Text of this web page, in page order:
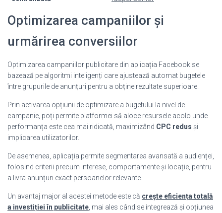
Optimizarea campaniilor și
urmărirea conversiilor
Optimizarea campaniilor publicitare din aplicația Facebook se
bazează pe algoritmi inteligenți care ajustează automat bugetele
între grupurile de anunțuri pentru a obține rezultate superioare.
Prin activarea opțiunii de optimizare a bugetului la nivel de
campanie, poți permite platformei să aloce resursele acolo unde
performanța este cea mai ridicată, maximizând CPC redus și
implicarea utilizatorilor.
De asemenea, aplicația permite segmentarea avansată a audienței,
folosind criterii precum interese, comportamente și locație, pentru
a livra anunțuri exact persoanelor relevante.
Un avantaj major al acestei metode este că crește eficiența totală
a investiției în publicitate , mai ales când se integrează și opțiunea